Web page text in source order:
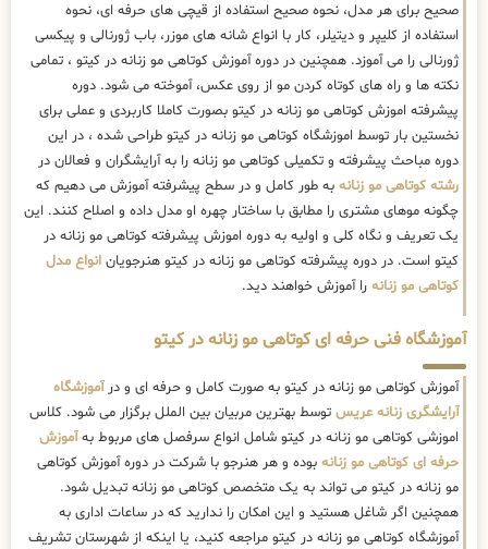
صحیح برای هر مدل، نحوه صحیح استفاده از قیچی های حرفه ای، نحوه
استفاده از کلیپر و دیتیلر، کار با انواع شانه های موزر، باب ژورنالی و پیکسی
ژورنالی را می آموزد. همچنین در دوره آموزش کوتاهی مو زنانه در کیتو ، تمامی
نکته ها و راه های کوتاه کردن مو از روی عکس، آموخته می شود. دوره
پیشرفته اموزش کوتاهی مو زنانه در کیتو بصورت کاملا کاربردی و عملی برای
نخستین بار توسط اموزشگاه کوتاهی مو زنانه در کیتو طراحی شده ، در این
دوره مباحث پیشرفته و تکمیلی کوتاهی مو زنانه را به آرایشگران و فعالان در
رشته کوتاهی مو زنانه به طور کامل و در سطح پیشرفته آموزش می دهیم که
چگونه موهای مشتری را مطابق با ساختار چهره او مدل داده و اصلاح کنند. این
یک تعریف و نگاه کلی و اولیه به دوره اموزش پیشرفته کوتاهی مو زنانه در
کیتو است. در دوره پیشرفته کوتاهی مو زنانه در کیتو هنرجویان انواع مدل
کوتاهی مو زنانه را آموزش خواهند دید.
آموزشگاه فنی حرفه ای کوتاهی مو زنانه در کیتو
آموزش کوتاهی مو زنانه در کیتو به صورت کامل و حرفه ای و درآموزشگاه
آرایشگری زنانه عریس توسط بهترین مربیان بین الملل برگزار می شود. کلاس
اموزشی کوتاهی مو زنانه در کیتو شامل انواع سرفصل های مربوط بهآموزش
حرفه ای کوتاهی مو زنانه بوده و هر هنرجو با شرکت در دوره آموزش کوتاهی
مو زنانه در کیتو می تواند به یک متخصص کوتاهی مو زنانه تبدیل شود.
همچنین اگر شاغل هستید و این امکان را ندارید که در ساعات اداری به
آموزشگاه کوتاهی مو زنانه در کیتو مراجعه کنید، یا اینکه از شهرستان تشریف